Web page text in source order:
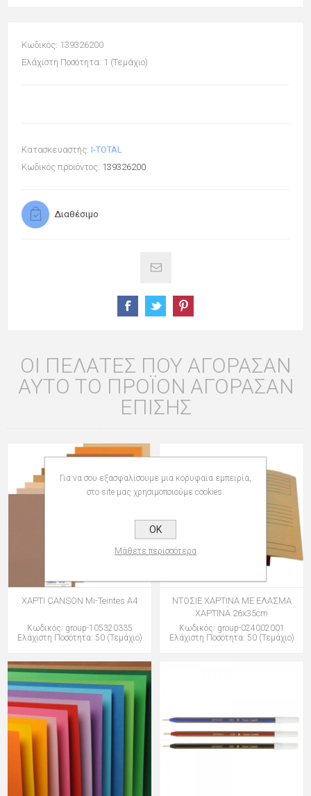
Κωδικός: 139326200
Ελάχιστη Ποσότητα: 1 (Τεμάχιο)
Κατασκευαστής: I-TOTAL
Κωδικός προϊόντος: 139326200
Διαθέσιμο
ΟΙ ΠΕΛΆΤΕΣ ΠΟΥ ΑΓΌΡΑΣΑΝ
ΑΥΤΌ ΤΟ ΠΡΟΪΌΝ ΑΓΌΡΑΣΑΝ
ΕΠΊΣΗΣ
ΧΑΡΤΙ CANSON Mi-Teintes Α4
Κωδικός: group-105320335
Ελάχιστη Ποσότητα: 50 (Τεμάχιο)
ΝΤΟΣΙΕ ΧΑΡΤΙΝΑ ΜΕ ΕΛΑΣΜΑ
ΧΑΡΤΙΝΑ 26x35cm
Κωδικός: group-024002001
Ελάχιστη Ποσότητα: 50 (Τεμάχιο)
Για να σου εξασφαλίσουμε μια κορυφαία εμπειρία,
στο site μας χρησιμοποιούμε cookies.
OK
Μάθετε περισσότερα